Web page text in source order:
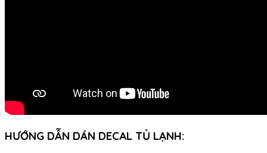
HƯỚNG DẪN DÁN DECAL TỦ LẠNH: